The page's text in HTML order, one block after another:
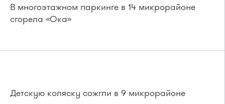
В многоэтажном паркинге в 14 микрорайоне
сгорела «Ока»
Детскую коляску сожгли в 9 микрорайоне